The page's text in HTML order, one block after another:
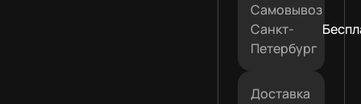
Самовывоз
Санкт-
Петербург
Доставка